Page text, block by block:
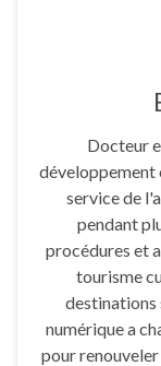
Docteur
développement
service de
pendant
procédures et
tourisme
destinations
numérique a
pour